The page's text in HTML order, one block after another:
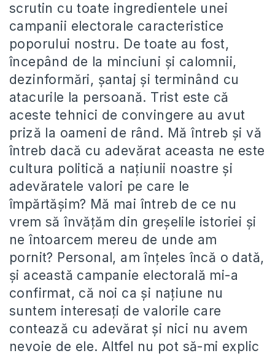
scrutin cu toate ingredientele unei
campanii electorale caracteristice
poporului nostru. De toate au fost,
începând de la minciuni și calomnii,
dezinformări, șantaj și terminând cu
atacurile la persoană. Trist este că
aceste tehnici de convingere au avut
priză la oameni de rând. Mă întreb și vă
întreb dacă cu adevărat aceasta ne este
cultura politică a națiunii noastre și
adevăratele valori pe care le
împărtășim? Mă mai întreb de ce nu
vrem să învățăm din greșelile istoriei și
ne întoarcem mereu de unde am
pornit? Personal, am înțeles încă o dată,
și această campanie electorală mi-a
confirmat, că noi ca și națiune nu
suntem interesați de valorile care
contează cu adevărat și nici nu avem
nevoie de ele. Altfel nu pot să-mi explic